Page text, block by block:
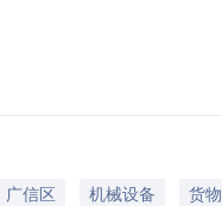
品信息商品名称品牌参数
广信区 机械设备
货物